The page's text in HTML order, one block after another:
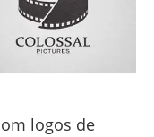
logos de